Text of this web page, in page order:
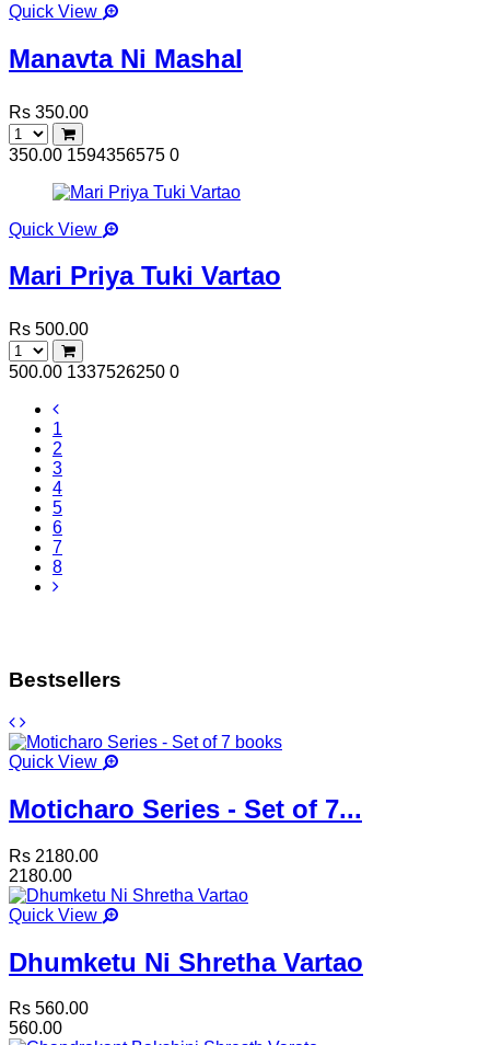
Quick View
Manavta Ni Mashal
Rs 350.00
350.00 1594356575 0
Quick View
Mari Priya Tuki Vartao
Rs 500.00
500.00 1337526250 0
1
2
3
4
5
6
7
8
Bestsellers
Quick View
Moticharo Series - Set of 7...
Rs 2180.00
2180.00
Quick View
Dhumketu Ni Shretha Vartao
Rs 560.00
560.00